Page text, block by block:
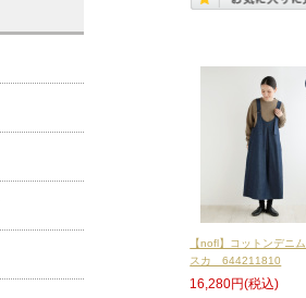
【nofl】コットンデニ
スカ 644211810
16,280円(税込)